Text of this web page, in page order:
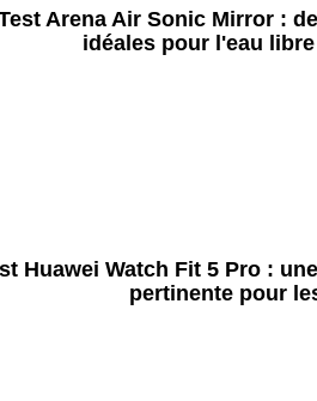
Arena Air Sonic Mirror :
idéales pour l'eau
Huawei Watch Fit 5 Pro :
pertinente pour